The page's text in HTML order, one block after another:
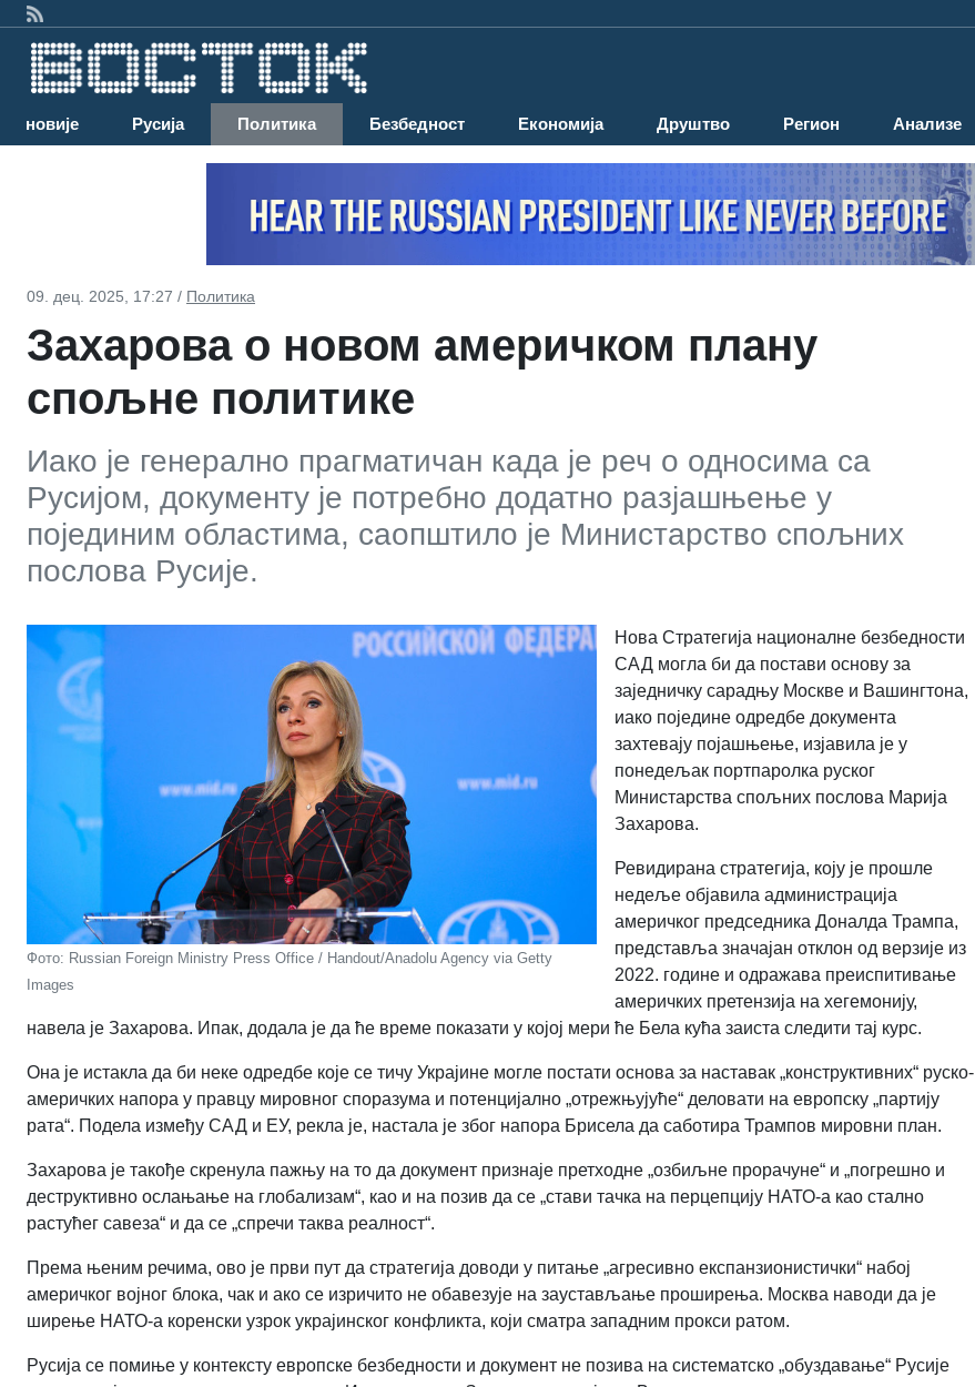
Најновије Русија Политика Безбедност Економија Друштво Регион Анализе
09. дец. 2025, 17:27 / Политика
Захарова о новом америчком плану
спољне политике
Иако је генерално прагматичан када је реч о односима са
Русијом, документу је потребно додатно разјашњење у
појединим областима, саопштило је Министарство спољних
послова Русије.
Фото: Russian Foreign Ministry Press Office / Handout/Anadolu Agency via Getty
Images
Нова Стратегија националне безбедности
САД могла би да постави основу за
заједничку сарадњу Москве и Вашингтона,
иако поједине одредбе документа
захтевају појашњење, изјавила је у
понедељак портпаролка руског
Министарства спољних послова Марија
Захарова.
Ревидирана стратегија, коју је прошле
недеље објавила администрација
америчког председника Доналда Трампа,
представља значајан отклон од верзије из
2022. године и одражава преиспитивање
америчких претензија на хегемонију,
навела је Захарова. Ипак, додала је да ће време показати у којој мери ће Белa кућa заиста следити тај курс.
Она је истакла да би неке одредбе које се тичу Украјине могле постати основа за наставак „конструктивних“ руско-
америчких напора у правцу мировног споразума и потенцијално „отрежњујуће“ деловати на европску „партију
рата“. Подела између САД и ЕУ, рекла је, настала је због напора Брисела да саботира Трампов мировни план.
Захарова је такође скренула пажњу на то да документ признаје претходне „озбиљне прорачуне“ и „погрешно и
деструктивно ослањање на глобализам“, као и на позив да се „стави тачка на перцепцију НАТО-а као стално
растућег савеза“ и да се „спречи таква реалност“.
Према њеним речима, ово је први пут да стратегија доводи у питање „агресивно експанзионистички“ набој
америчког војног блока, чак и ако се изричито не обавезује на заустављање проширења. Москва наводи да је
ширење НАТО-а коренски узрок украјинског конфликта, који сматра западним прокси ратом.
Русија се помиње у контексту европске безбедности и документ не позива на систематско „обуздавање“ Русије